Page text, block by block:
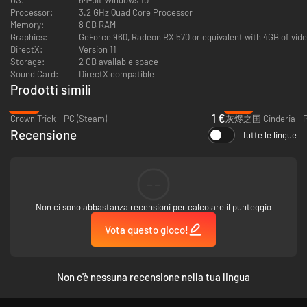
volpi, uccelli e molti altri.
- Nuova meccanica di gioco: usa i bocconcini per dare da mangiare agli
animali e accudirli.
- Nuovipotenziamentia tema (guadagno di punti esperienza, velocità dei
movimenti e altro) disponibili per i Bergson.
- Nuovi eventi domestici interattivi
- Oltre 100 nuove animazioni, grandi e piccine, che mostrano la vivacità
dei tuoi nuovi amici a varie zampe!
Processor:
3.2 GHz Quad Core Processor
Memory:
8 GB RAM
Graphics:
GeForce 960, Radeon RX 570 or equivalent with 4GB of
DirectX:
Version 11
Storage:
2 GB available space
Sound Card:
DirectX compatible
Prodotti simili
Crown Trick - PC (Steam)
1 €灰烬之国 Cinderia -
Recensione Tutte le lingue
Non ci sono abbastanza recensioni per calcolare il punteggio
Vota questo gioco!
Non c'è nessuna recensione nella tua lingua